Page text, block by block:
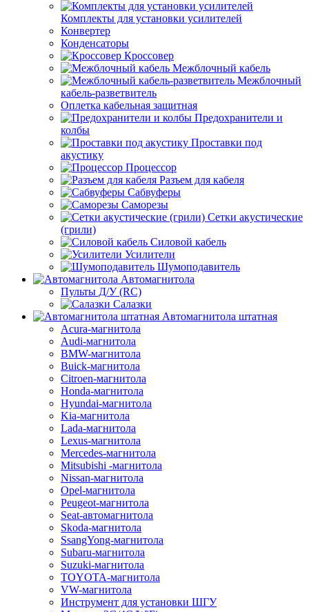
Комплекты для установки усилителей
Конвертер
Конденсаторы
Кроссовер
Межблочный кабель
Межблочный
кабель-разветвитель
Оплетка кабельная защитная
Предохранители и
колбы
Проставки под
акустику
Процессор
Разъем для кабеля
Сабвуферы
Саморезы
Сетки акустические
(грили)
Силовой кабель
Усилители
Шумоподавитель
Автомагнитола
Пульты Д/У (RC)
Салазки
Автомагнитола штатная
Acura-магнитола
Audi-магнитола
BMW-магнитола
Buick-магнитола
Citroen-магнитола
Honda-магнитола
Hyundai-магнитола
Kia-магнитола
Lada-магнитола
Lexus-магнитола
Mercedes-магнитола
Mitsubishi -магнитола
Nissan-магнитола
Opel-магнитола
Peugeot-магнитола
Seat-автомагнитола
Skoda-магнитола
SsangYong-магнитола
Subaru-магнитола
Suzuki-магнитола
TOYOTA-магнитола
VW-магнитола
Инструмент для установки ШГУ